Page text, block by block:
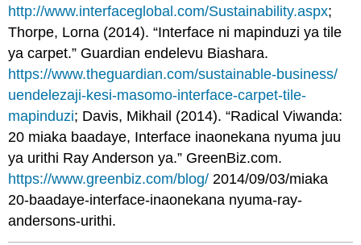
http://www.interfaceglobal.com/Sustainability.aspx;
Thorpe, Lorna (2014). “Interface ni mapinduzi ya tile
ya carpet.” Guardian endelevu Biashara.
https://www.theguardian.com/sustainable-business/
uendelezaji-kesi-masomo-interface-carpet-tile-
mapinduzi; Davis, Mikhail (2014). “Radical Viwanda:
20 miaka baadaye, Interface inaonekana nyuma juu
ya urithi Ray Anderson ya.” GreenBiz.com.
https://www.greenbiz.com/blog/ 2014/09/03/miaka
20-baadaye-interface-inaonekana nyuma-ray-
andersons-urithi.